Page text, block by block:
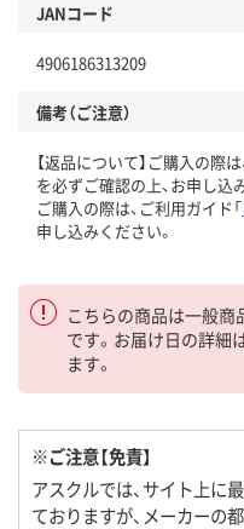
JANコード
4906186313209
備考（ご注意）
【返品について】ご購入の際
を必ずご確認の上、お申し込
ご購入の際は、ご利用ガイド「
申し込みください。
こちらの商品は一般
です。お届け日の詳細
ます。
※ご注意【免責】
アスクルでは、サイト上に
ておりますが、メーカーの都